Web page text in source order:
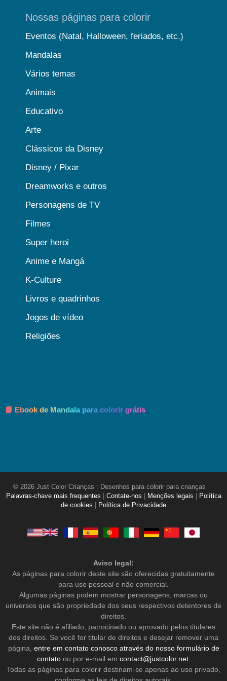
Nossas páginas para colorir
Eventos (Natal, Halloween, feriados, etc.)
Mandalas
Vários temas
Animais
Educativo
Arte
Clássicos da Disney
Disney / Pixar
Dreamworks e outros
Personagens de TV
Filmes
Super heroi
Anime e Mangá
K-Culture
Livros e quadrinhos
Jogos de vídeo
Religiões
📘 Ebook de Mandala para colorir grátis
© 2026 Just Color Crianças : Desenhos para colorir para crianças
Palavras-chave mais frequentes
Contate-nos Menções legais
Política
de cookies
Política de Privacidade
Aviso legal:
As páginas para colorir deste site são oferecidas gratuitamente
para uso pessoal e não comercial.
Algumas páginas podem mostrar personagens, marcas ou
universos que são propriedade dos seus respectivos detentores de
direitos.
Este site não é afiliado, patrocinado ou aprovado pelos titulares
dos direitos. Se você for titular de direitos e desejar remover uma
página, entre em contato conosco através do nosso formulário de
contatoou por e-mail em contact@justcolor.net.
Todas as páginas para colorir destinam-se apenas ao uso privado,